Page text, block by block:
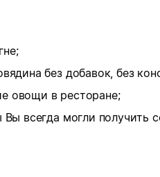
без добавок, без
овощи в ресторане;
всегда могли получить